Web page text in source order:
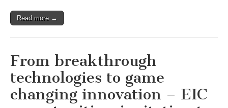
Read more →
From breakthrough
technologies to game
changing innovation – EIC